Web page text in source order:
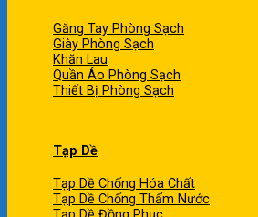
Găng Tay Phòng Sạch
Giày Phòng Sạch
Khăn Lau
Quần Áo Phòng Sạch
Thiết Bị Phòng Sạch
Tạp Dề
Tạp Dề Chống Hóa Chất
Tạp Dề Chống Thấm Nước